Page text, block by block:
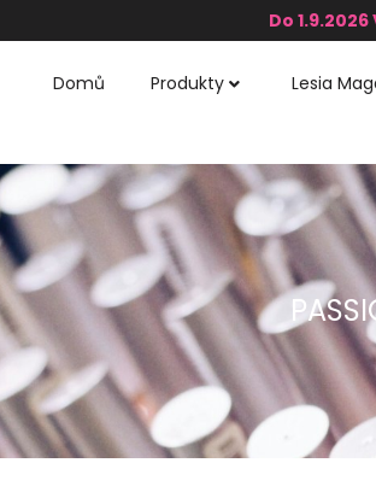
Do 1.9.2026
Domů Produkty Lesia